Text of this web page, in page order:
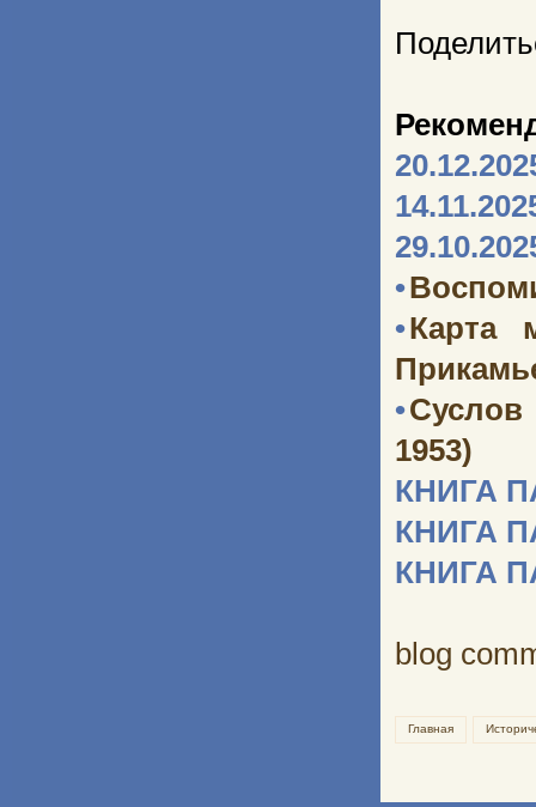
•
•Карта
•
1953)
КНИГА
КНИГА
КНИГА
blog
Главная